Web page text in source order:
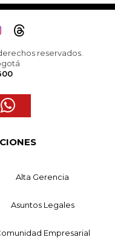
reservados.
Alta Gerencia
Asuntos Legales
Empresarial